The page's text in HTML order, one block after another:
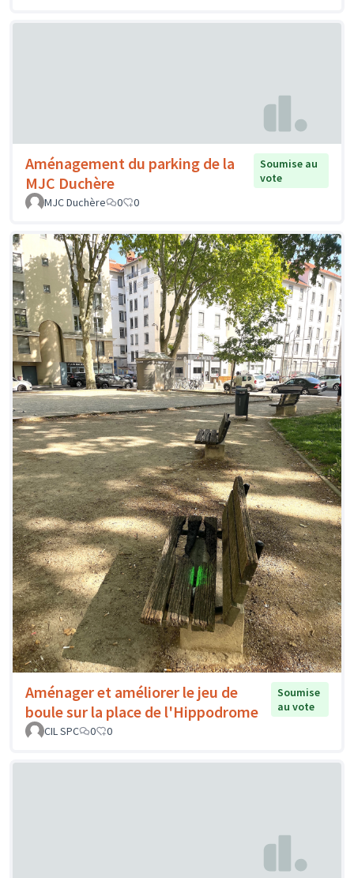
Aménagement du parking de la
MJC Duchère
Soumise au
vote
MJC Duchère
0 0
Aménager et améliorer le jeu de
boule sur la place de l'Hippodrome
Soumise
au vote
CIL SPC
0 0